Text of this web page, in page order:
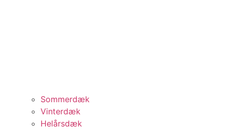
Sommerdæk
Vinterdæk
Helårsdæk